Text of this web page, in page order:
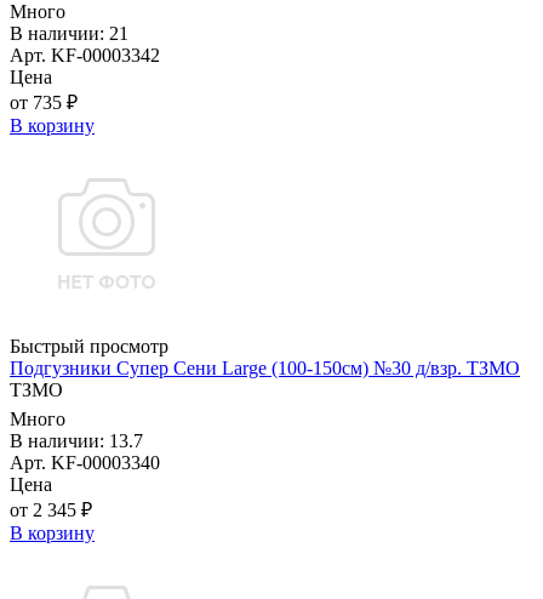
Много
В наличии: 21
Арт. KF-00003342
Цена
от 735 ₽
В корзину
Быстрый просмотр
Подгузники Супер Сени Large (100-150см) №30 д/взр. ТЗМО
ТЗМО
Много
В наличии: 13.7
Арт. KF-00003340
Цена
от 2 345 ₽
В корзину